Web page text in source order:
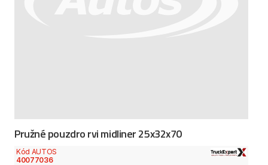
Pružné pouzdro rvi midliner 25x32x70
Kód AUTOS
40077036